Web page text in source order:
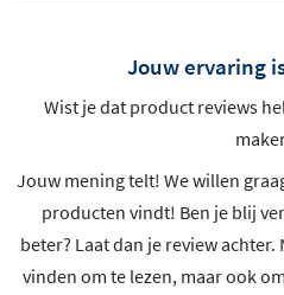
Jouw ervaring
Wist je dat product reviews
Jouw mening telt! We willen
producten vindt! Ben je blij
beter? Laat dan je review
vinden om te lezen, maar ook